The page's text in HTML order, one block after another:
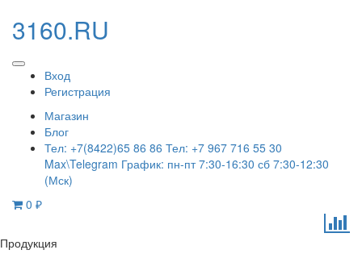
3160.RU
Вход
Регистрация
Магазин
Блог
Тел: +7(8422)65 86 86 Тел: +7 967 716 55 30
Max\Telegram График: пн-пт 7:30-16:30 сб 7:30-12:30
(Мск)
0 ₽
Продукция